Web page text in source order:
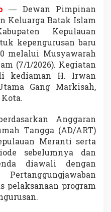
u
k
K
e
p
e
n
g
u
r
a
n
B
r
u
P
r
— Dewan Pimpinan
Keluarga Batak Islam
Kepulauan
kepengurusan baru
melalui Musyawarah
(7/1/2026). Kegiatan
kediaman H. Irwan
Gang Markisah,
Anggaran
Tangga (AD/ART)
Meranti serta
sebelumnya dan
diawali dengan
pelaksanaan program